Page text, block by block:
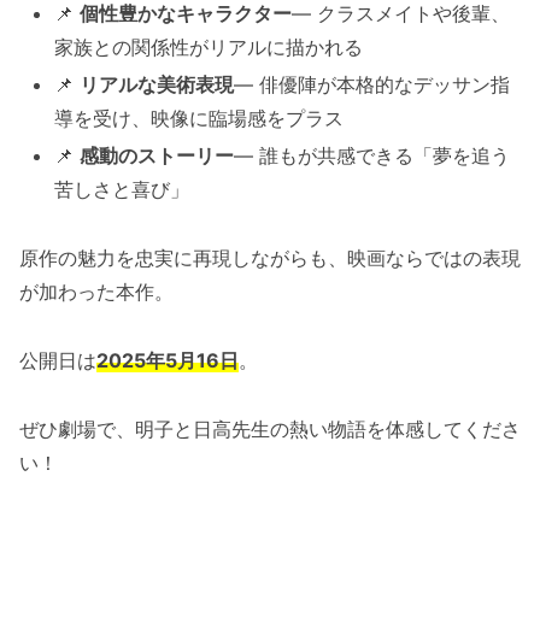
📌個性豊かなキャラクター— クラスメイトや後輩、
家族との関係性がリアルに描かれる
📌 リアルな美術表現— 俳優陣が本格的なデッサン指
導を受け、映像に臨場感をプラス
📌感動のストーリー— 誰もが共感できる「夢を追う
苦しさと喜び」
原作の魅力を忠実に再現しながらも、映画ならではの表現
が加わった本作。
公開日は2025年5月16日。
ぜひ劇場で、明子と日高先生の熱い物語を体感してくださ
い！